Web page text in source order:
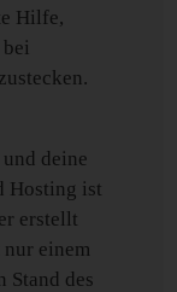
Hilfe,
deine
Hosting ist
erstellt
einem
Stand des